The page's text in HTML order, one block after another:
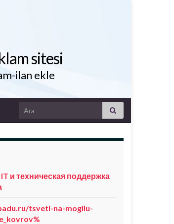
sitesi
ilan ekle
Search for:
и техническая поддержка
tsveti-na-mogilu-